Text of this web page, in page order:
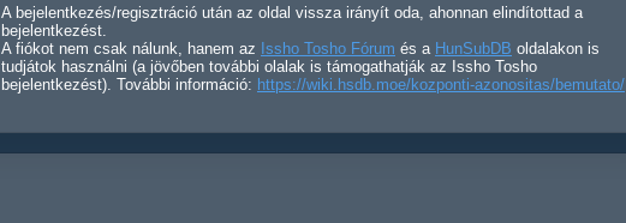
A bejelentkezés/regisztráció után az oldal vissza irányít oda, ahonnan elindítottad a
bejelentkezést.
A fiókot nem csak nálunk, hanem az Issho Tosho Fórum és a HunSubDB oldalakon is
tudjátok használni (a jövőben további olalak is támogathatják az Issho Tosho
bejelentkezést). További információ: https://wiki.hsdb.moe/kozponti-azonositas/bemutato/